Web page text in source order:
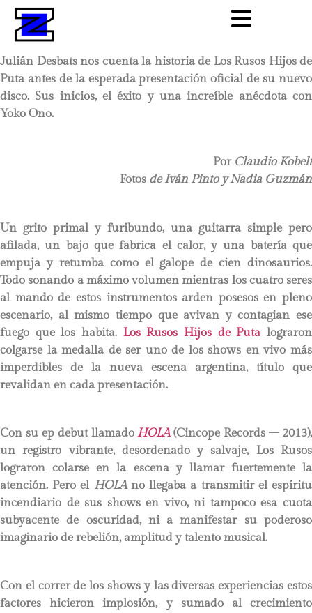
Julián Desbats nos cuenta la historia de Los Rusos Hijos de
Puta antes de la esperada presentación oficial de su nuevo
disco. Sus inicios, el éxito y una increíble anécdota con
Yoko Ono.
PorClaudio Kobelt
Fotos de Iván Pinto y Nadia Guzmán
Un grito primal y furibundo, una guitarra simple pero
afilada, un bajo que fabrica el calor, y una batería que
empuja y retumba como el galope de cien dinosaurios.
Todo sonando a máximo volumen mientras los cuatro seres
al mando de estos instrumentos arden posesos en pleno
escenario, al mismo tiempo que avivan y contagian ese
fuego que los habita. Los Rusos Hijos de Putalograron
colgarse la medalla de ser uno de los shows en vivo más
imperdibles de la nueva escena argentina, título que
revalidan en cada presentación.
Con su ep debut llamadoHOLA(Cincope Records – 2013),
un registro vibrante, desordenado y salvaje, Los Rusos
lograron colarse en la escena y llamar fuertemente la
atención. Pero el HOLAno llegaba a transmitir el espíritu
incendiario de sus shows en vivo, ni tampoco esa cuota
subyacente de oscuridad, ni a manifestar su poderoso
imaginario de rebelión, amplitud y talento musical.
Con el correr de los shows y las diversas experiencias estos
factores hicieron implosión, y sumado al crecimiento